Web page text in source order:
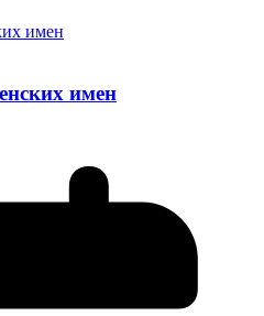
имен